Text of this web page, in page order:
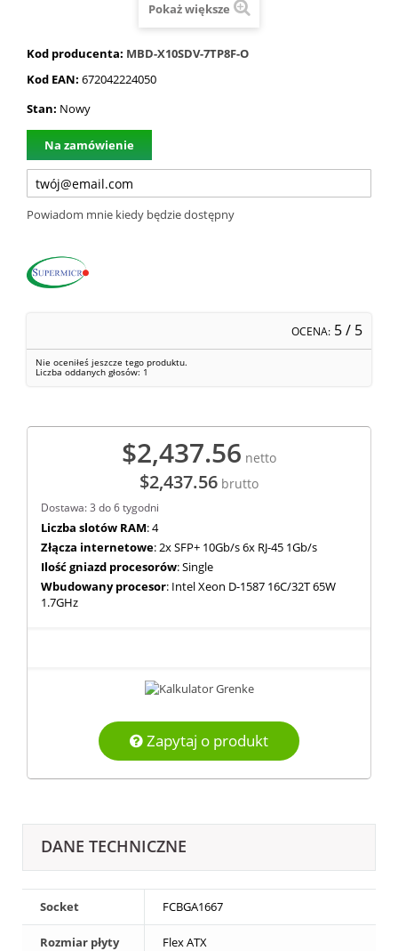
Pokaż większe
Kod producenta: MBD-X10SDV-7TP8F-O
Kod EAN: 672042224050
Stan: Nowy
Na zamówienie
Powiadom mnie kiedy będzie dostępny
OCENA: 5/ 5
Nie oceniłeś jeszcze tego produktu.
Liczba oddanych głosów: 1
$2,437.56 netto
$2,437.56 brutto
Dostawa: 3 do 6 tygodni
Liczba slotów RAM: 4
Złącza internetowe: 2x SFP+ 10Gb/s 6x RJ-45 1Gb/s
Ilość gniazd procesorów: Single
Wbudowany procesor: Intel Xeon D-1587 16C/32T 65W
1.7GHz
Zapytaj o produkt
DANE TECHNICZNE
Socket FCBGA1667
Rozmiar płyty Flex ATX